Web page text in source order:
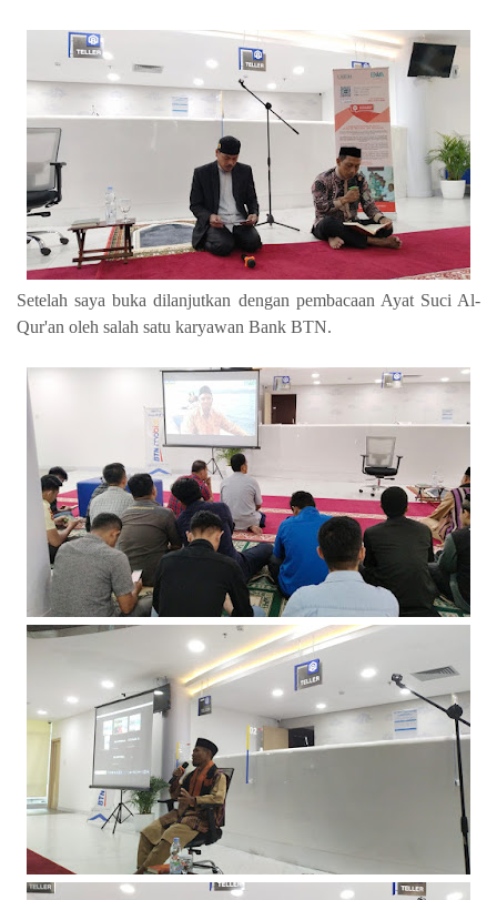
Setelah saya buka dilanjutkan dengan pembacaan Ayat Suci Al-
Qur'an oleh salah satu karyawan Bank BTN.